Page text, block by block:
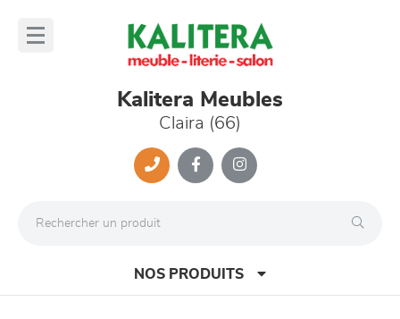
Kalitera Meubles
Claira (66)
NOS PRODUITS